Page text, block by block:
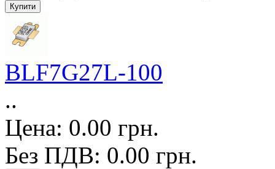
BLF7G27L-100
..
Цена: 0.00 грн.
Без ПДВ: 0.00 грн.